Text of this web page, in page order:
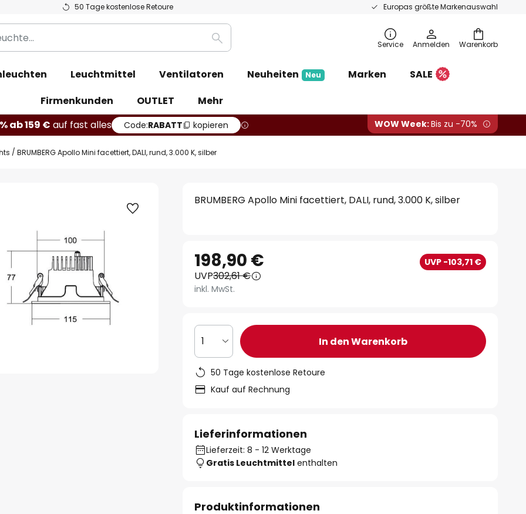
50 Tage kostenlose Retoure Europas größte Markenauswahl
Warenkorb
Suche Service Anmelden
Leuchtmittel Ventilatoren Neuheiten Neu Marken
SALE
Firmenkunden
OUTLET
Mehr
ab 159 € auf fast alles Code:RABATT kopieren WOW Week:Bis zu -70%
BRUMBERG Apollo Mini facettiert, DALI, rund, 3.000 K, silber
BRUMBERG Apollo Mini facettiert, DALI, rund, 3.000 K, silber
198,90 € UVP -103,71 €
UVP302,61 €
inkl. MwSt.
1 In den Warenkorb
50 Tage kostenlose Retoure
Kauf auf Rechnung
Lieferinformationen
Lieferzeit: 8 - 12 Werktage
Gratis Leuchtmittel enthalten
Produktinformationen